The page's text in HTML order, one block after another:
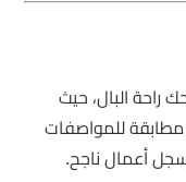
راحة البال، حيث
مطابقة للمواصفات
أعمال ناجح.